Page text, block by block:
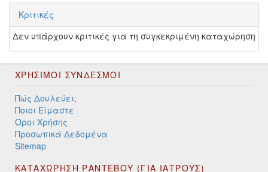
Κριτικές
Δεν υπάρχουν κριτικές για τη συγκεκριμένη καταχώρηση
ΧΡΉΣΙΜΟΙ ΣΎΝΔΕΣΜΟΙ
Πώς Δουλεύει;
Ποιοι Είμαστε
Όροι Χρήσης
Προσωπικά Δεδομένα
Sitemap
ΚΑΤΑΧΩΡΗΣΗ ΡΑΝΤΕΒΟΥ (ΓΙΑ ΙΑΤΡΟΥΣ)